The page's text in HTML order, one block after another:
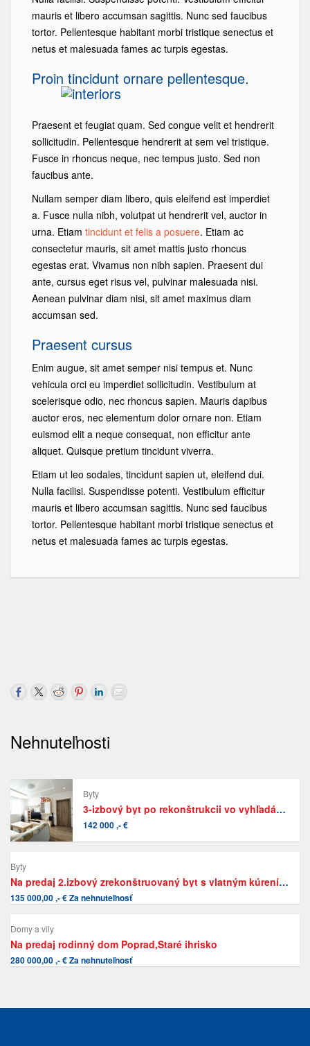
mauris et libero accumsan sagittis. Nunc sed faucibus
tortor. Pellentesque habitant morbi tristique senectus et
netus et malesuada fames ac turpis egestas.
Proin tincidunt ornare pellentesque.
Praesent et feugiat quam. Sed congue velit et hendrerit
sollicitudin. Pellentesque hendrerit at sem vel tristique.
Fusce in rhoncus neque, nec tempus justo. Sed non
faucibus ante.
Nullam semper diam libero, quis eleifend est imperdiet
a. Fusce nulla nibh, volutpat ut hendrerit vel, auctor in
urna. Etiam tincidunt et felis a posuere. Etiam ac
consectetur mauris, sit amet mattis justo rhoncus
egestas erat. Vivamus non nibh sapien. Praesent dui
ante, cursus eget risus vel, pulvinar malesuada nisi.
Aenean pulvinar diam nisi, sit amet maximus diam
accumsan sed.
Praesent cursus
Enim augue, sit amet semper nisi tempus et. Nunc
vehicula orci eu imperdiet sollicitudin. Vestibulum at
scelerisque odio, nec rhoncus sapien. Mauris dapibus
auctor eros, nec elementum dolor ornare non. Etiam
euismod elit a neque consequat, non efficitur ante
aliquet. Quisque pretium tincidunt viverra.
Etiam ut leo sodales, tincidunt sapien ut, eleifend dui.
Nulla facilisi. Suspendisse potenti. Vestibulum efficitur
mauris et libero accumsan sagittis. Nunc sed faucibus
tortor. Pellentesque habitant morbi tristique senectus et
netus et malesuada fames ac turpis egestas.
Nehnuteľnosti
Byty
3-izbový byt po rekonštrukcii vo vyhľadávanej lokalite v širšom centre Popradu
142 000 ,- €
Byty
Na predaj 2.izbový zrekonštruovaný byt s vlatným kúrením v Poprade-Kvetnici
135 000,00 ,- € Za nehnuteľnosť
Domy a vily
Na predaj rodinný dom Poprad,Staré ihrisko
280 000,00 ,- € Za nehnuteľnosť